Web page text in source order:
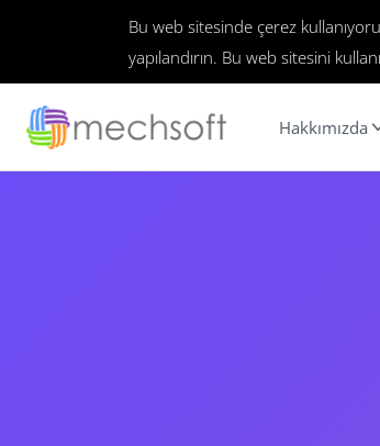
Bu web sitesinde çerez
yapılandırın. Bu web sitesini
Hakkımızda